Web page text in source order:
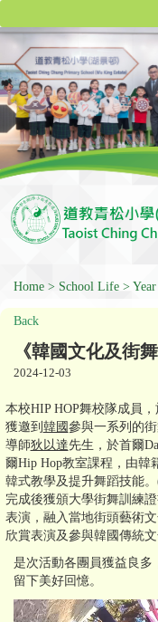
Home School Life
Back
《韓國文化及街
2024-12-03
本校HIP HOP舞校隊成員，
獲邀到 韓國參與一系列的
導師狄以達先生，於首爾
爾Hip Hop教室課程，由韓
韓式教學及提升舞蹈技能
完成後獲頒大學街舞訓練
表演，融入當地街頭藝術
欣賞表演及參與韓國傳統文
是次活動各團員獲益良多
留下美好回憶。